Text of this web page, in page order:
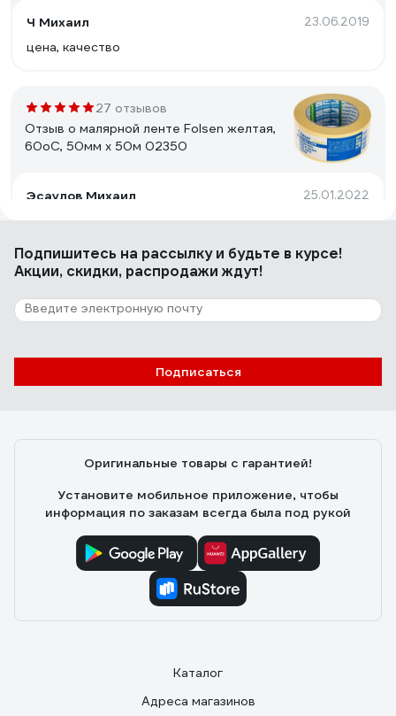
Ч Михаил
23.06.2019
цена, качество
27 отзывов
Отзыв о малярной ленте Folsen желтая,
60oC, 50мм x 50м 02350
Эсаулов Михаил 25.01.2022
Качество. Прилипает к любой поверхности. Плотный.
11 отзывов
Отзыв о маскирующей ленте Jeta PRO
Azur 90 градусов - 30 мин., голубая, 50
Подпишитесь на рассылкуи будьте в курсе!
Акции, скидки, распродажи ждут!
Подписаться
Оригинальные товары с гарантией!
Установите мобильное приложение, чтобы
информация по заказам всегда была под рукой
Каталог
Адреса магазинов